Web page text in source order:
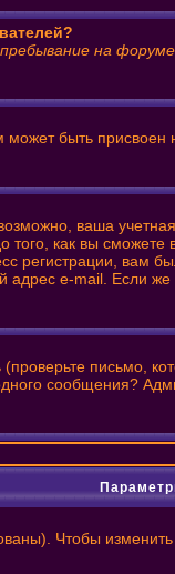
на форуме
быть присвоен
ваша
как вы
вам
адрес e-mail. Если
письмо,
сообщения?
Чтобы